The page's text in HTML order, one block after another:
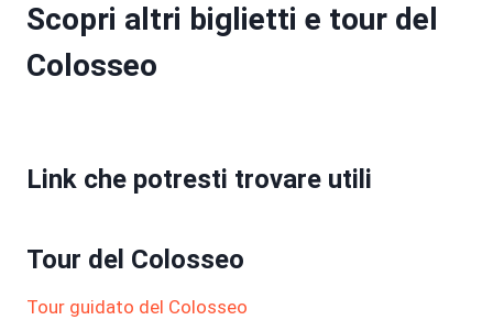
Scopri altri biglietti e tour del
Colosseo
Link che potresti trovare utili
Tour del Colosseo
Tour guidato del Colosseo